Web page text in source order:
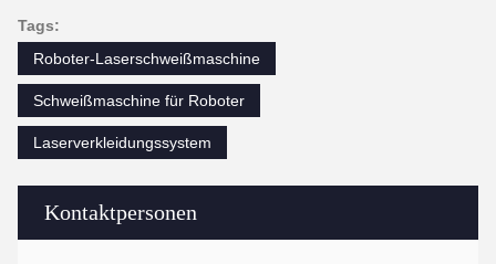
Kontaktpersonen
Tags:
Roboter-Laserschweißmaschine
Schweißmaschine für Roboter
Laserverkleidungssystem